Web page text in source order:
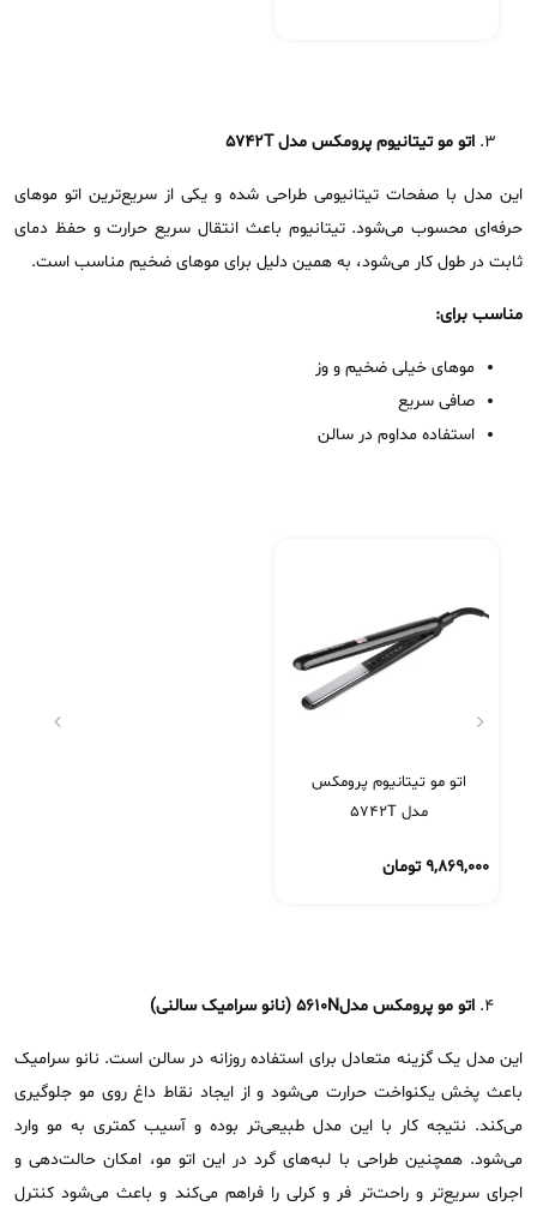
اتو مو تیتانیوم پرومکس مدل 5742T
این مدل با صفحات تیتانیومی طراحی شده و یکی از سریع‌ترین اتو موهای
حرفه‌ای محسوب می‌شود. تیتانیوم باعث انتقال سریع حرارت و حفظ دمای
ثابت در طول کار می‌شود، به همین دلیل برای موهای ضخیم مناسب است.
مناسب برای:
موهای خیلی ضخیم و وز
صافی سریع
استفاده مداوم در سالن
اتو مو تیتانیوم پرومکس
مدل 5742T
۹,۸۶۹,۰۰۰ تومان
اتو مو پرومکس مدل5610N (نانو سرامیک سالنی)
این مدل یک گزینه متعادل برای استفاده روزانه در سالن است. نانو سرامیک
باعث پخش یکنواخت حرارت می‌شود و از ایجاد نقاط داغ روی مو جلوگیری
می‌کند. نتیجه کار با این مدل طبیعی‌تر بوده و آسیب کمتری به مو وارد
می‌شود. همچنین طراحی با لبه‌های گرد در این اتو مو، امکان حالت‌دهی و
اجرای سریع‌تر و راحت‌تر فر و کرلی را فراهم می‌کند و باعث می‌شود کنترل